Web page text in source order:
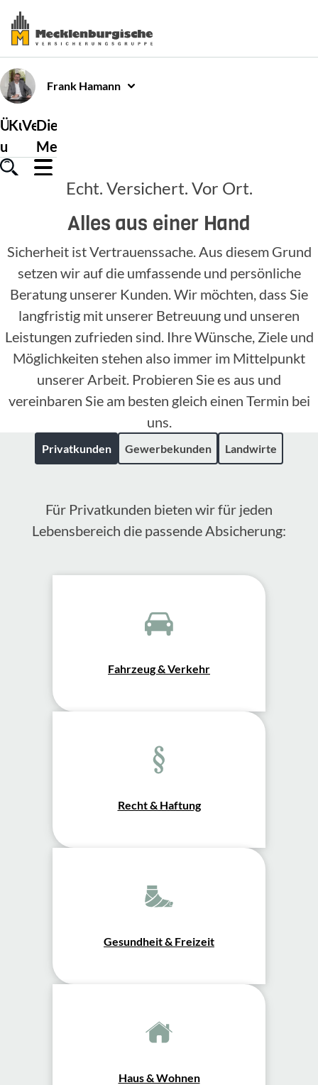
Frank Hamann
Über
uns
Kundenservice
Versicherungen
Die
Mecklenburgische
Echt. Versichert. Vor Ort.
Alles aus einer Hand
Sicherheit ist Vertrauenssache. Aus diesem Grund
setzen wir auf die umfassende und persönliche
Beratung unserer Kunden. Wir möchten, dass Sie
langfristig mit unserer Betreuung und unseren
Leistungen zufrieden sind. Ihre Wünsche, Ziele und
Möglichkeiten stehen also immer im Mittelpunkt
unserer Arbeit. Probieren Sie es aus und
vereinbaren Sie am besten gleich einen Termin bei
uns.
Privatkunden Gewerbekunden Landwirte
Für Privatkunden bieten wir für jeden
Lebensbereich die passende Absicherung:
Fahrzeug & Verkehr
Recht & Haftung
Gesundheit & Freizeit
Haus & Wohnen